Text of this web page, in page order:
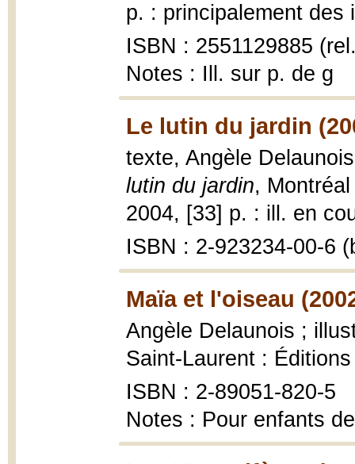
p. : principalement des
ISBN : 2551129885
Notes : Ill. sur p. de g
Le lutin du jardin
texte, Angèle
lutin du jardin,
2004, [33] p. : ill. en
ISBN : 2-923234-00-6
Maïa et l'oiseau
Angèle Delaunois ;
Saint-Laurent :
ISBN : 2-89051-820-5
Notes : Pour enfants